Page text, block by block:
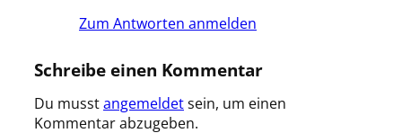
Zum Antworten anmelden
Schreibe einen Kommentar
Du musstangemeldetsein, um einen
Kommentar abzugeben.